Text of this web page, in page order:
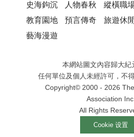
史海鉤沉
教育園地
藝海漫遊
人物春秋
預言傳奇
縱橫職
旅遊休閒
本網站圖文內容歸大紀
任何單位及個人未經許可，不
Copyright© 2000 - 2026
Association Inc.
All Rights
Cookie 设置